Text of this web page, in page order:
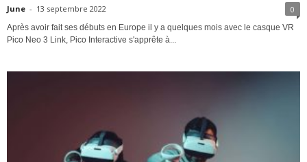
June - 13 septembre 2022 0
Après avoir fait ses débuts en Europe il y a quelques mois avec le casque VR
Pico Neo 3 Link, Pico Interactive s'apprête à...